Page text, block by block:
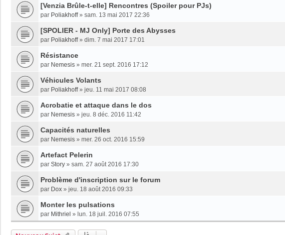
[Venzia Brûle-t-elle] Rencontres (Spoiler pour PJs)
par Poliakhoff» sam. 13 mai 2017 22:36
[SPOLIER - MJ Only] Porte des Abysses
par Poliakhoff» dim. 7 mai 2017 17:01
Résistance
par Nemesis » mer. 21 sept. 2016 17:12
Véhicules Volants
par Poliakhoff» jeu. 11 mai 2017 08:08
Acrobatie et attaque dans le dos
par Nemesis » jeu. 8 déc. 2016 11:42
Capacités naturelles
par Nemesis » mer. 26 oct. 2016 15:59
Artefact Pelerin
par Story » sam. 27 août 2016 17:30
Problème d'inscription sur le forum
par Dox » jeu. 18 août 2016 09:33
Monter les pulsations
par Mithriel » lun. 18 juil. 2016 07:55